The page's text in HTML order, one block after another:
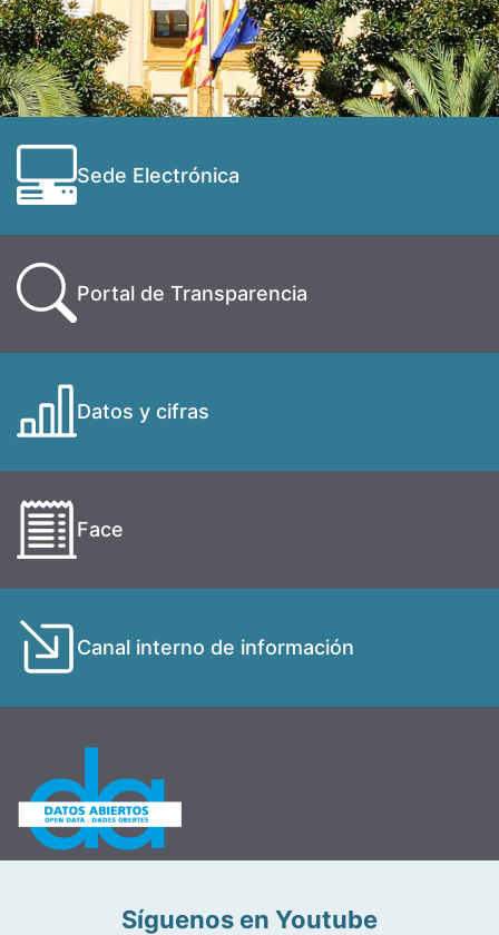
Sede Electrónica
Portal de Transparencia
Datos y cifras
Face
Canal interno de información
Síguenos en Youtube